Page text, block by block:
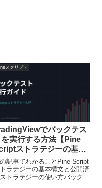
スクリプト
でバックテス
を実行する方法【Pine
ストラテジーの基
】
の記事でわかることPine Script
ラテジーの基本構文と公開済
トラテジーの使い方バックテ